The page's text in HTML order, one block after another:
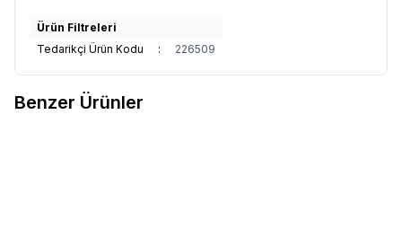
Ürün Filtreleri
Tedarikçi Ürün Kodu
: 226509
Benzer Ürünler